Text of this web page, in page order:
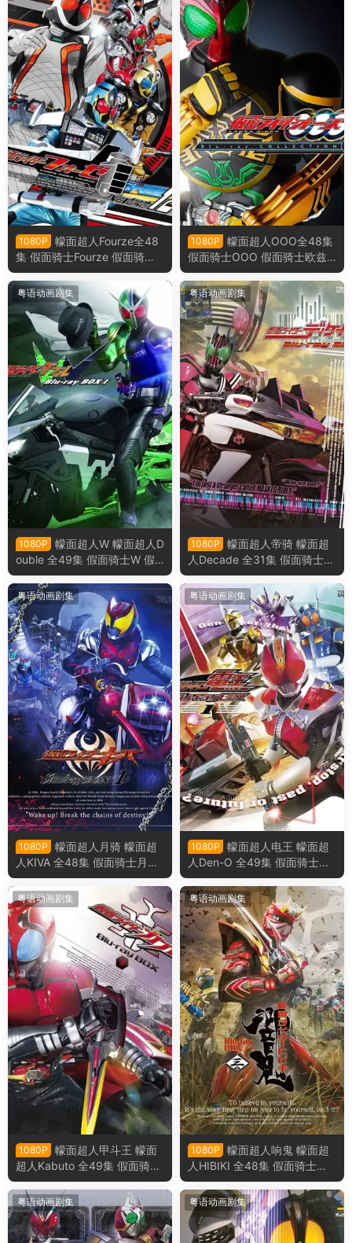
1080P
幪面超人Fourze全48
集 假面骑士Fourze 假面骑士
卌骑粤语版
1080P
幪面超人OOO全48集
假面骑士OOO 假面骑士欧兹
粤语版
粤语动画剧集
1080P
幪面超人W 幪面超人D
ouble 全49集 假面骑士W 假
面骑士Double 假面骑士双骑
粤语版
粤语动画剧集
1080P
幪面超人帝骑 幪面超
人Decade 全31集 假面骑士帝
骑 假面骑士Decade粤语版
粤语动画剧集
1080P
幪面超人月骑 幪面超
人KIVA 全48集 假面骑士月骑
假面骑士KIVA粤语版
粤语动画剧集
1080P
幪面超人电王 幪面超
人Den-O 全49集 假面骑士电
王 假面骑士Den-O粤语版
粤语动画剧集
1080P
幪面超人甲斗王 幪面
超人Kabuto 全49集 假面骑士
甲斗王 假面骑士Kabuto粤语
版
粤语动画剧集
1080P
幪面超人响鬼 幪面超
人HIBIKI 全48集 假面骑士响
鬼 假面骑士HIBIKI粤语版
粤语动画剧集 粤语动画剧集